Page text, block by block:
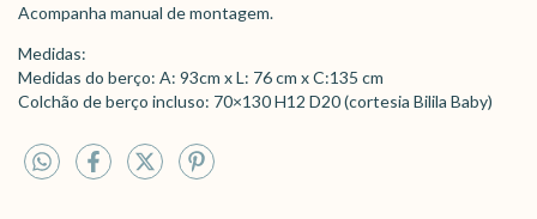
Acompanha manual de montagem.
Medidas:
Medidas do berço: A: 93cm x L: 76 cm x C:135 cm
Colchão de berço incluso: 70×130 H12 D20 (cortesia Bilila Baby)